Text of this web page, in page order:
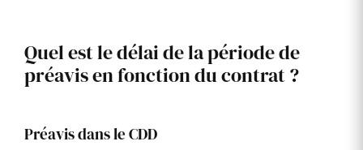
Quel est le délai de la période de
préavis en fonction du contrat ?
Préavis dans le CDD